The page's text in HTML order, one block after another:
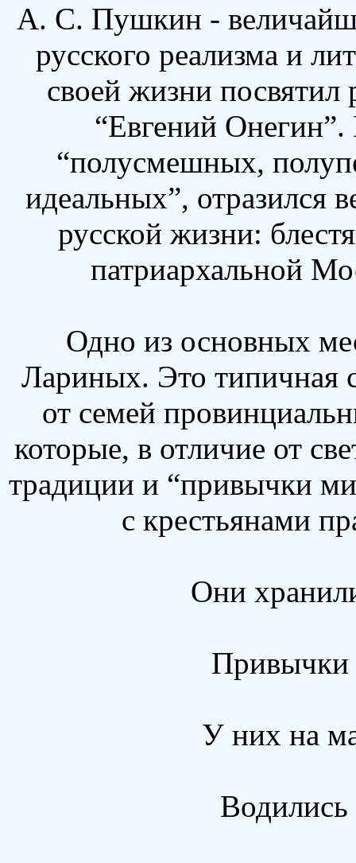
А. С. Пушкин -
русского реализма и
своей жизни посвятил
“Евгений Онегин”.
“полусмешных,
идеальных”, отразился
русской жизни:
патриархальной
Одно из основных
Лариных. Это типичная
от семей
которые, в отличие от
традиции и “привычки
с крестьянами
Они
Привычки
У них на
Водились